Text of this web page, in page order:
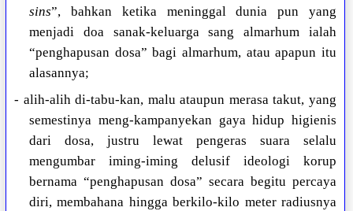
sins”, bahkan ketika meninggal dunia pun yang
menjadi doa sanak-keluarga sang almarhum ialah
“penghapusan dosa” bagi almarhum, atau apapun itu
alasannya;
- alih-alih di-tabu-kan, malu ataupun merasa takut, yang
semestinya meng-kampanyekan gaya hidup higienis
dari dosa, justru lewat pengeras suara selalu
mengumbar iming-iming delusif ideologi korup
bernama “penghapusan dosa” secara begitu percaya
diri, membahana hingga berkilo-kilo meter radiusnya